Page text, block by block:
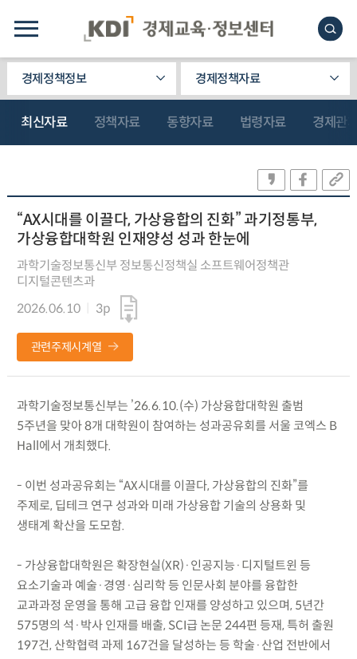
경제정책정보 경제정책자료
최신자료 정책자료 동향자료 법령자료 경제관
“AX시대를 이끌다, 가상융합의 진화” 과기정통부,
가상융합대학원 인재양성 성과 한눈에
과학기술정보통신부 정보통신정책실 소프트웨어정책관
디지털콘텐츠과
2026.06.10
3p
관련주제시계열
과학기술정보통신부는 ’26.6.10.(수) 가상융합대학원 출범
5주년을 맞아 8개 대학원이 참여하는 성과공유회를 서울 코엑스 B
Hall에서 개최했다.
- 이번 성과공유회는 “AX시대를 이끌다, 가상융합의 진화”를
주제로, 딥테크 연구 성과와 미래 가상융합 기술의 상용화 및
생태계 확산을 도모함.
- 가상융합대학원은 확장현실(XR)·인공지능·디지털트윈 등
요소기술과 예술·경영·심리학 등 인문사회 분야를 융합한
교과과정 운영을 통해 고급 융합 인재를 양성하고 있으며, 5년간
575명의 석·박사 인재를 배출, SCI급 논문 244편 등재, 특허 출원
197건, 산학협력 과제 167건을 달성하는 등 학술·산업 전반에서